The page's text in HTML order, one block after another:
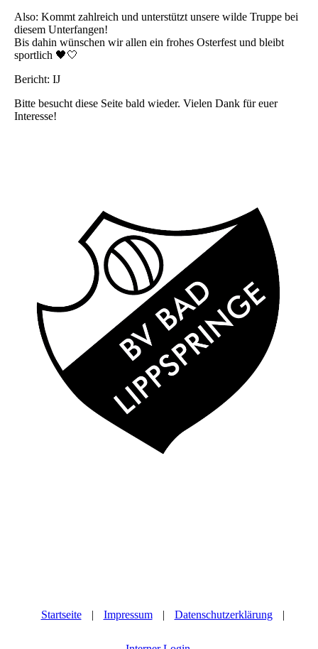
Also: Kommt zahlreich und unterstützt unsere wilde Truppe bei
diesem Unterfangen!
Bis dahin wünschen wir allen ein frohes Osterfest und bleibt
sportlich 🖤🤍
Bericht: IJ
Bitte besucht diese Seite bald wieder. Vielen Dank für euer
Interesse!
Startseite | Impressum | Datenschutzerklärung |